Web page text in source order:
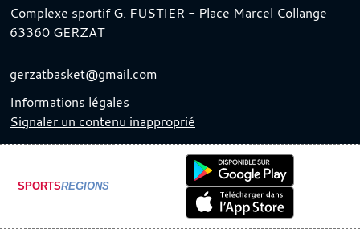
Complexe sportif G. FUSTIER - Place Marcel Collange
63360 GERZAT
gerzatbasket@gmail.com
Informations légales
Signaler un contenu inapproprié
SPORTSREGIONS